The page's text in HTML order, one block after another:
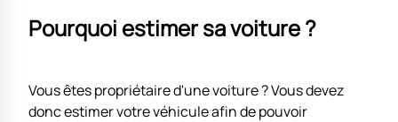
Pourquoi estimer sa voiture ?
Vous êtes propriétaire d'une voiture ? Vous devez
donc estimer votre véhicule afin de pouvoir